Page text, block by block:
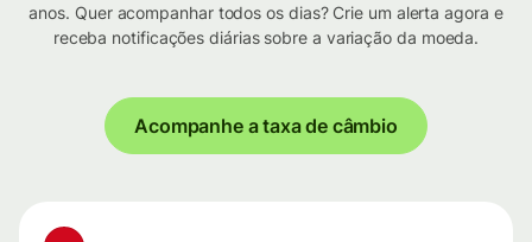
anos. Quer acompanhar todos os dias? Crie um alerta agora e
receba notificações diárias sobre a variação da moeda.
Acompanhe a taxa de câmbio